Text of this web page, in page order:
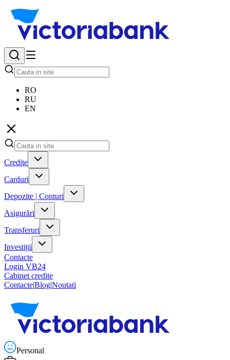
RO
RU
EN
Credite
Carduri
Depozite | Conturi
Asigurări
Transferuri
Investiții
Contacte
Login VB24
Cabinet credite
Contacte|Blog|Noutati
Personal